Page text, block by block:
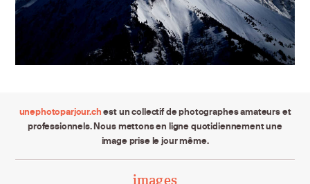
unephotoparjour.chest un collectif de photographes amateurs et
professionnels. Nous mettons en ligne quotidiennement une
image prise le jour même.
images